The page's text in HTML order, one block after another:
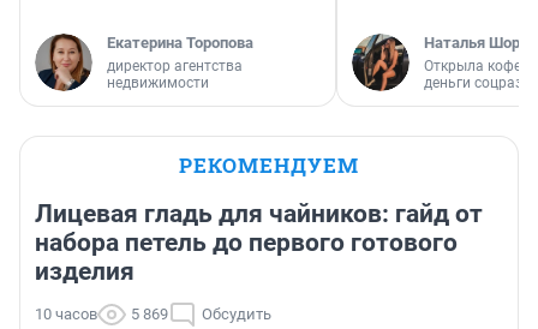
Екатерина Торопова
директор агентства
недвижимости
Наталья
Открыла
деньги
РЕКОМЕНДУЕМ
Лицевая гладь для чайников: гайд от
набора петель до первого готового
изделия
10 часов 5 869 Обсудить